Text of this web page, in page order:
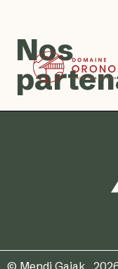
Nos
© Mendi Gaiak .